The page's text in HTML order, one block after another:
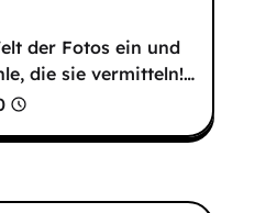
der Fotos ein und
die sie vermitteln!…